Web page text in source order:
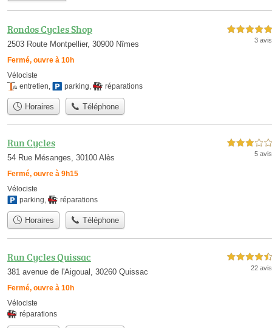
Rondos Cycles Shop
2503 Route Montpellier, 30900 Nîmes
Fermé, ouvre à 10h
5,0 étoiles sur 5
3 avis
Vélociste
entretien, parking, réparations
Horaires Téléphone
Run Cycles
54 Rue Mésanges, 30100 Alès
Fermé, ouvre à 9h15
3,0 étoiles sur 5
5 avis
Vélociste
parking, réparations
Horaires Téléphone
Run Cycles Quissac
381 avenue de l'Aigoual, 30260 Quissac
Fermé, ouvre à 10h
4,5 étoiles sur 5
22 avis
Vélociste
réparations